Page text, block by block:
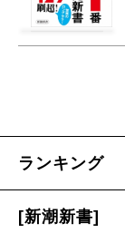
ランキング
[新潮新書]